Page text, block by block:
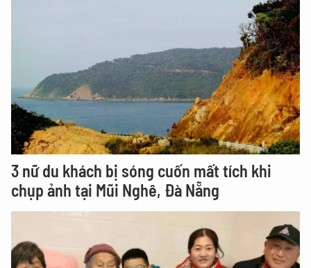
3 nữ du khách bị sóng cuốn mất tích khi
chụp ảnh tại Mũi Nghê, Đà Nẵng